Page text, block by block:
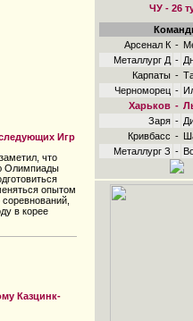
Игр
что
Олимпиады
опытом
в корее
Казцинк-
ЧУ - 26
Арсенал К -
Металлург Д -
Карпаты -
Черноморец -
Харьков -
Заря -
Кривбасс -
Металлург З -